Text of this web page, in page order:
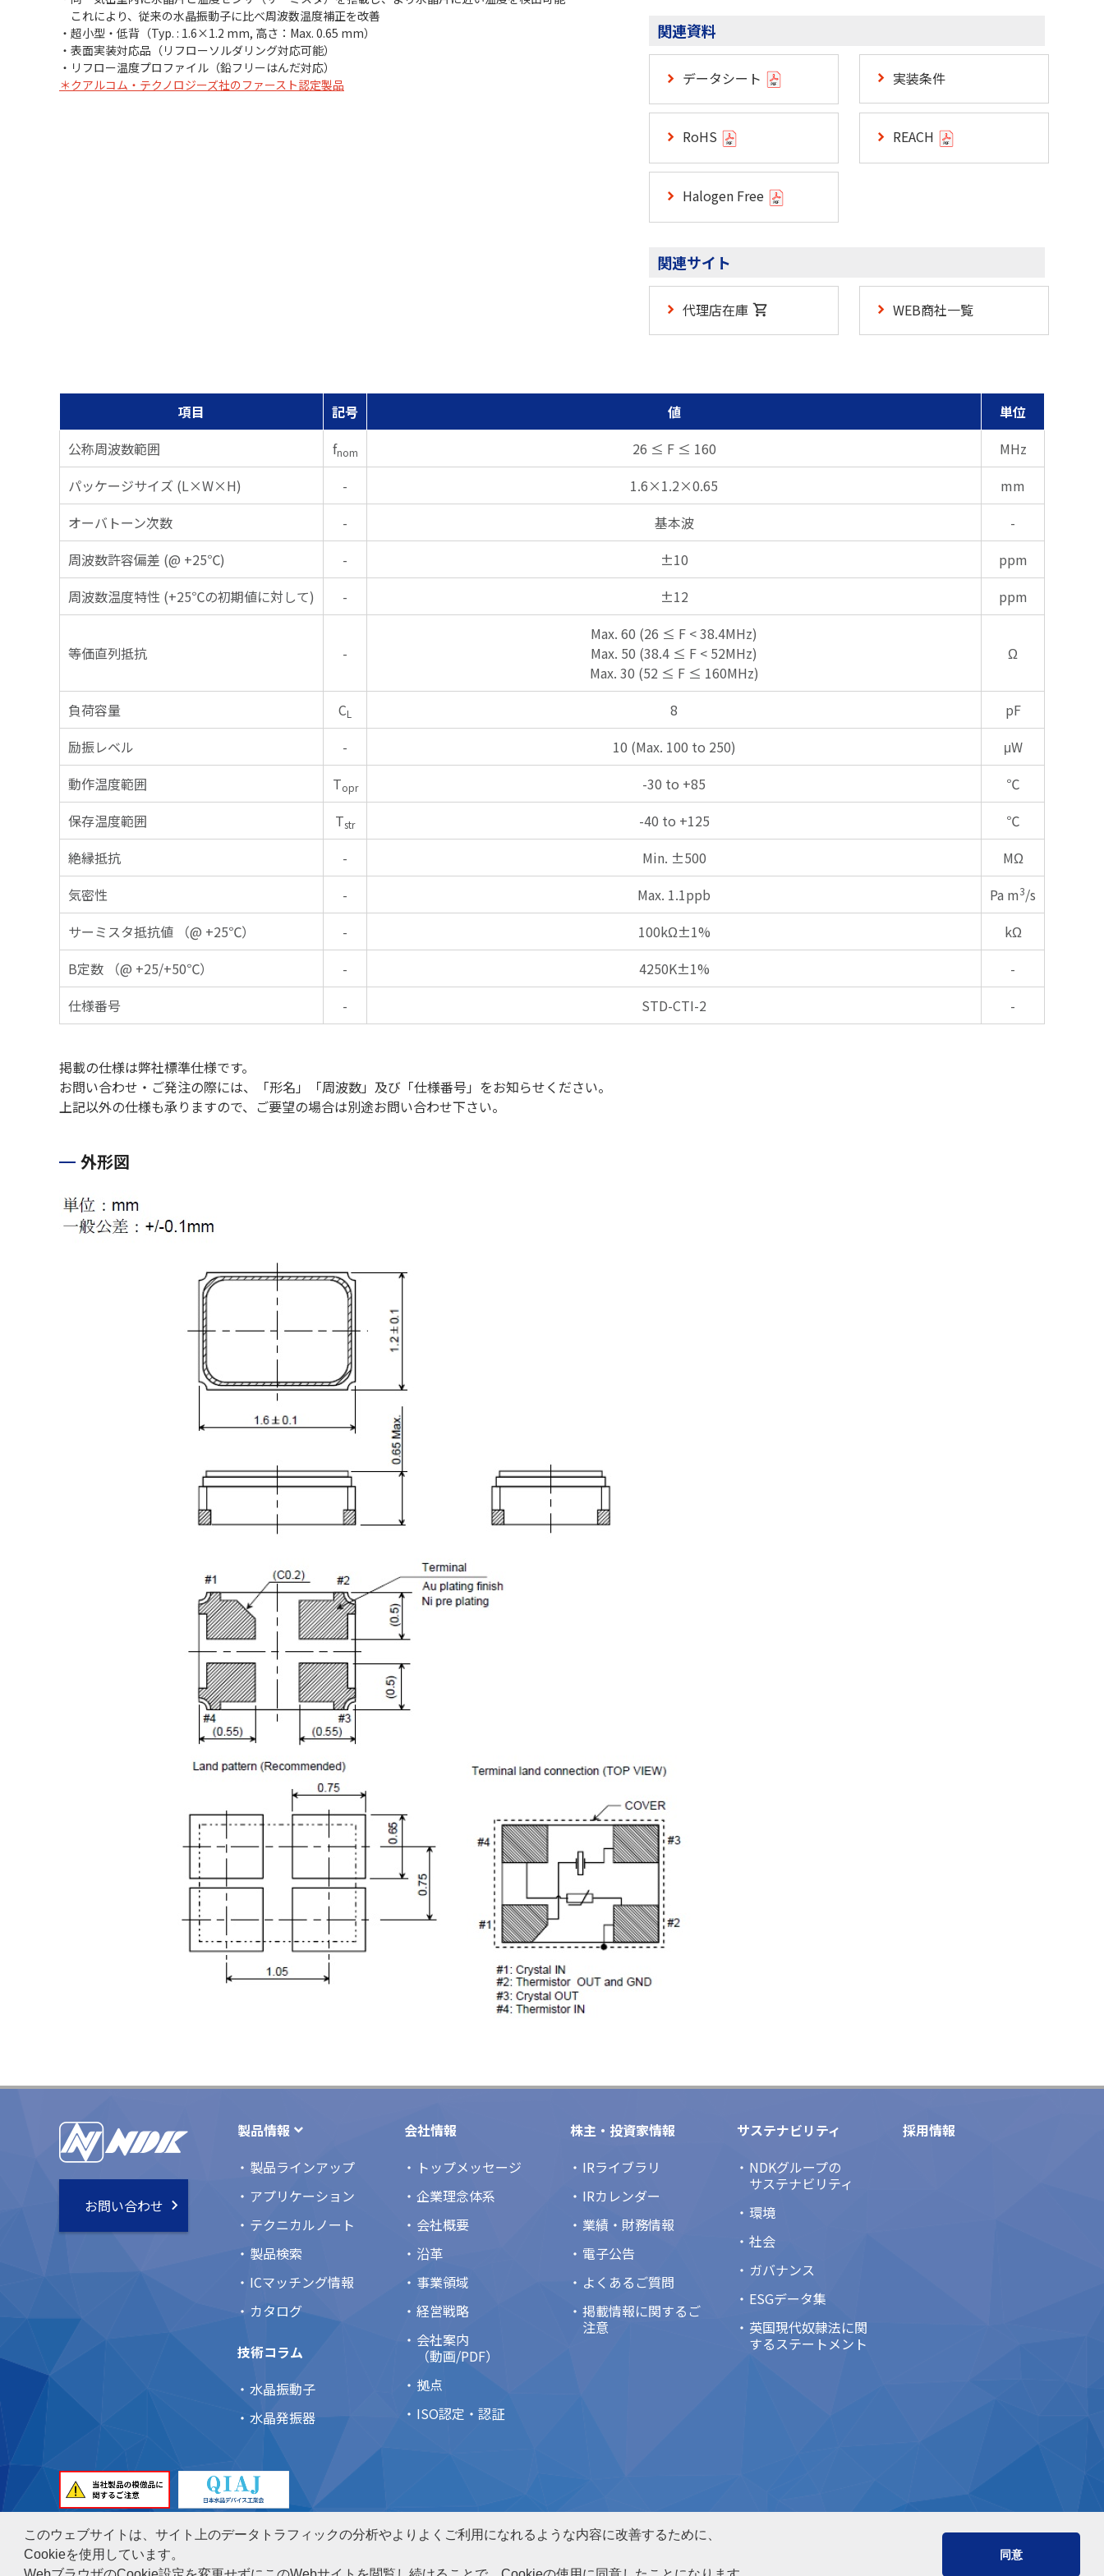
このウェブサイトは、サイト上のデータトラフィックの分析やよりよくご利用になれるような内容に改善するために、
Cookieを使用しています。
同意
これにより、従来の水晶振動子に比べ周波数温度補正を改善
・超小型・低背（Typ. : 1.6×1.2 mm, 高さ：Max. 0.65 mm）
・表面実装対応品（リフローソルダリング対応可能）
・リフロー温度プロファイル（鉛フリーはんだ対応）
＊クアルコム・テクノロジーズ社のファースト認定製品
関連資料
データシート 実装条件
RoHS REACH
Halogen Free
関連サイト
代理店在庫 WEB商社一覧
項目 記号 値
単位
公称周波数範囲
fnom 26 ≤ F ≤ 160
MHz
パッケージサイズ (L×W×H)
- 1.6×1.2×0.65
mm
オーバトーン次数
- 基本波
-
周波数許容偏差 (@ +25℃)
- ±10
ppm
周波数温度特性 (+25℃の初期値に対して)
- ±12 ppm
等価直列抵抗 -
Max. 60 (26 ≤ F <38.4MHz)
Max. 50 (38.4 ≤ F < 52MHz)
Max. 30 (52 ≤ F ≤ 160MHz)
Ω
負荷容量 CL 8
pF
励振レベル
- 10 (Max. 100 to 250)
μW
動作温度範囲
Topr -30 to +85
℃
保存温度範囲
Tstr -40 to +125
℃
絶縁抵抗
- Min. ±500
MΩ
気密性
- Max. 1.1ppb Pa m3/s
サーミスタ抵抗値 （@ +25℃）
- 100kΩ±1%
kΩ
B定数 （@ +25/+50℃）
- 4250K±1%
-
仕様番号
- STD-CTI-2 -
掲載の仕様は弊社標準仕様です。
お問い合わせ・ご発注の際には、「形名」「周波数」及び「仕様番号」をお知らせください。
上記以外の仕様も承りますので、ご要望の場合は別途お問い合わせ下さい。
外形図
お問い合わせ
製品情報
製品ラインアップ
アプリケーション
テクニカルノート
製品検索
ICマッチング情報
カタログ
技術コラム
水晶振動子
水晶発振器
会社情報
トップメッセージ
企業理念体系
会社概要
沿革
事業領域
経営戦略
会社案内
（動画/PDF）
拠点
ISO認定・認証
株主・投資家情報
IRライブラリ
IRカレンダー
業績・財務情報
電子公告
よくあるご質問
掲載情報に関するご
注意
サステナビリティ
NDKグループの
サステナビリティ
環境
社会
ガバナンス
ESGデータ集
英国現代奴隷法に関
するステートメント
採用情報
個人情報保護方針 当サイトのご利用について 情報セキュリティ基本方針
サイトマップ
日本電波工業株式会社
Copyright© 1997-2026 NIHON DEMPA KOGYO CO., LTD.